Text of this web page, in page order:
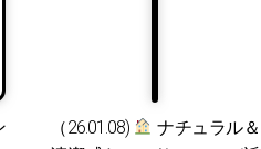
（26.01.08)
ナチュラル＆